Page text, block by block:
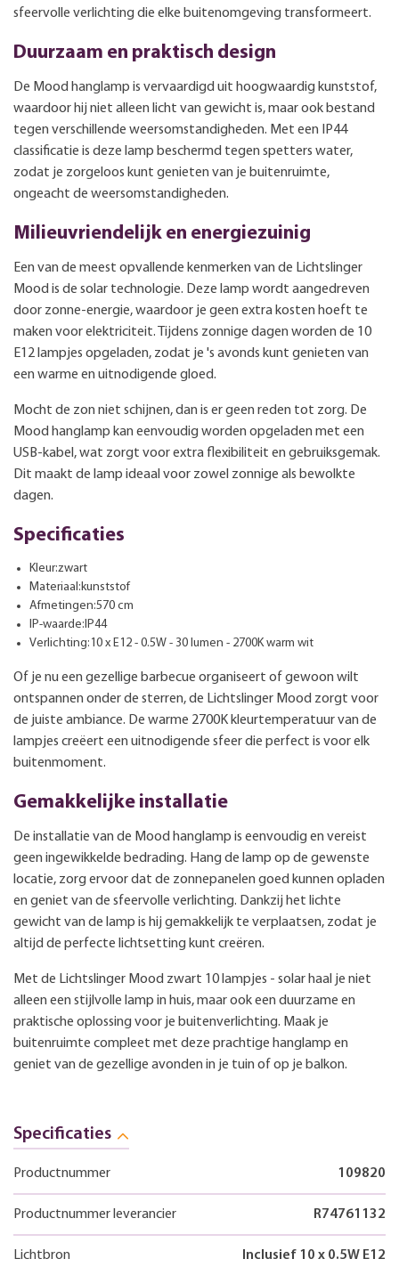
sfeervolle verlichting die elke buitenomgeving transformeert.
Duurzaam en praktisch design
De Mood hanglamp is vervaardigd uit hoogwaardig kunststof,
waardoor hij niet alleen licht van gewicht is, maar ook bestand
tegen verschillende weersomstandigheden. Met een IP44
classificatie is deze lamp beschermd tegen spetters water,
zodat je zorgeloos kunt genieten van je buitenruimte,
ongeacht de weersomstandigheden.
Milieuvriendelijk en energiezuinig
Een van de meest opvallende kenmerken van de Lichtslinger
Mood is de solar technologie. Deze lamp wordt aangedreven
door zonne-energie, waardoor je geen extra kosten hoeft te
maken voor elektriciteit. Tijdens zonnige dagen worden de 10
E12 lampjes opgeladen, zodat je 's avonds kunt genieten van
een warme en uitnodigende gloed.
Mocht de zon niet schijnen, dan is er geen reden tot zorg. De
Mood hanglamp kan eenvoudig worden opgeladen met een
USB-kabel, wat zorgt voor extra flexibiliteit en gebruiksgemak.
Dit maakt de lamp ideaal voor zowel zonnige als bewolkte
dagen.
Specificaties
Kleur:zwart
Materiaal:kunststof
Afmetingen:570 cm
IP-waarde:IP44
Verlichting:10 x E12 - 0.5W - 30 lumen - 2700K warm wit
Of je nu een gezellige barbecue organiseert of gewoon wilt
ontspannen onder de sterren, de Lichtslinger Mood zorgt voor
de juiste ambiance. De warme 2700K kleurtemperatuur van de
lampjes creëert een uitnodigende sfeer die perfect is voor elk
buitenmoment.
Gemakkelijke installatie
De installatie van de Mood hanglamp is eenvoudig en vereist
geen ingewikkelde bedrading. Hang de lamp op de gewenste
locatie, zorg ervoor dat de zonnepanelen goed kunnen opladen
en geniet van de sfeervolle verlichting. Dankzij het lichte
gewicht van de lamp is hij gemakkelijk te verplaatsen, zodat je
altijd de perfecte lichtsetting kunt creëren.
Met de Lichtslinger Mood zwart 10 lampjes - solar haal je niet
alleen een stijlvolle lamp in huis, maar ook een duurzame en
praktische oplossing voor je buitenverlichting. Maak je
buitenruimte compleet met deze prachtige hanglamp en
geniet van de gezellige avonden in je tuin of op je balkon.
Specificaties
Productnummer 109820
Productnummer leverancier R74761132
Lichtbron
Inclusief 10 x 0.5W E12